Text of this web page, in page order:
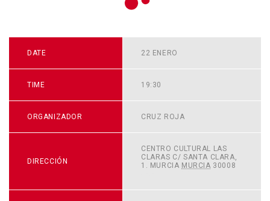
DATE 22 ENERO
TIME 19:30
ORGANIZADOR CRUZ ROJA
DIRECCIÓN
CENTRO CULTURAL LAS
CLARAS C/ SANTA CLARA,
1. MURCIA MURCIA 30008